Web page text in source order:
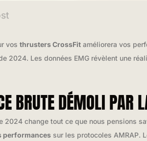
vos thrusters CrossFit améliorera vos
2024. Les données EMG révèlent une
BRUTE DÉMOLI PAR
2024 change tout ce que nous pensions
performances sur les protocoles AMRAP.